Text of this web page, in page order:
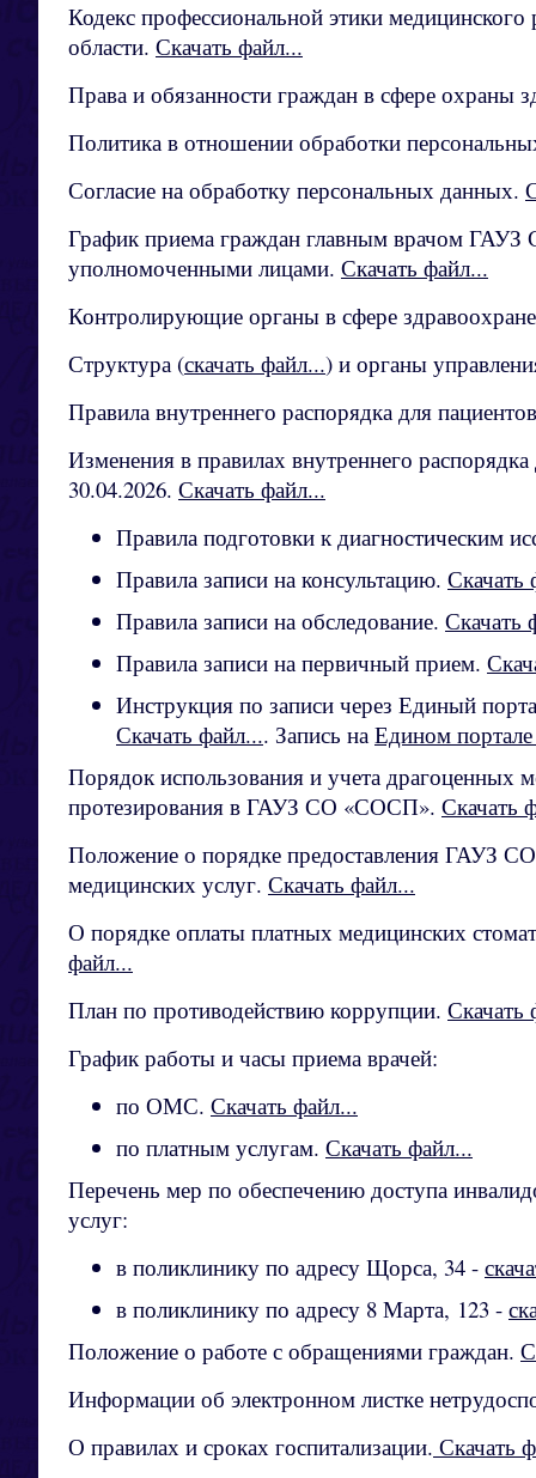
Кодекс профессиональной этики медицинского
области. Скачать файл...
Права и обязанности граждан в сфере охраны
Политика в отношении обработки
Согласие на обработку персональных данных.
График приема граждан главным врачом
уполномоченными лицами. Скачать файл...
Контролирующие органы в сфере
Структура (скачать файл...) и органы
Правила внутреннего распорядка для
Изменения в правилах внутреннего
30.04.2026. Скачать файл...
Правила подготовки к диагностическим
Правила записи на консультацию. Скачать
Правила записи на обследование. Скачать
Правила записи на первичный прием.
Инструкция по записи через Единый
Скачать файл.... Запись на Едином портале
Порядок использования и учета драгоценных
протезирования в ГАУЗ СО «СОСП». Скачать
Положение о порядке предоставления ГАУЗ
медицинских услуг. Скачать файл...
О порядке оплаты платных медицинских
файл...
План по противодействию коррупции. Скачать
График работы и часы приема врачей:
по ОМС. Скачать файл...
по платным услугам. Скачать файл...
Перечень мер по обеспечению доступа
услуг:
в поликлинику по адресу Щорса, 34 -
в поликлинику по адресу 8 Марта, 123 -
Положение о работе с обращениями граждан.
Информации об электронном листке
О правилах и сроках госпитализации. Скачать